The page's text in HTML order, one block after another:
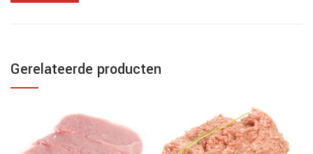
Gerelateerde producten